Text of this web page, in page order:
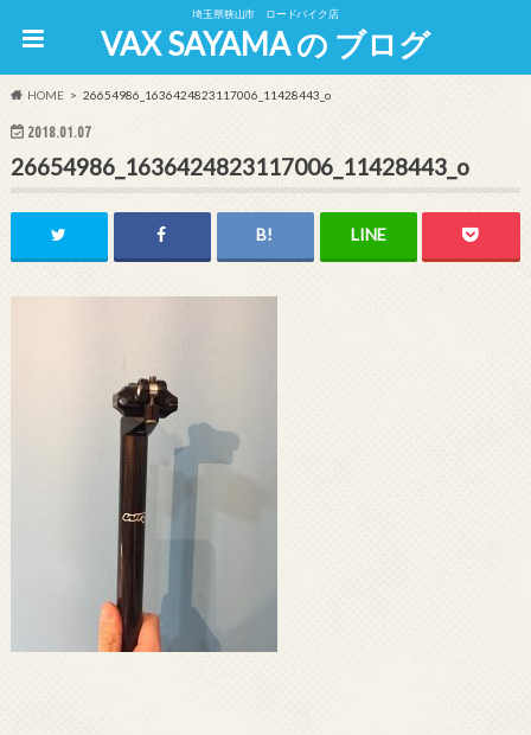
埼玉県狭山市 ロードバイク店
VAX SAYAMA の ブログ
HOME 26654986_1636424823117006_11428443_o
2018.01.07
26654986_1636424823117006_11428443_o